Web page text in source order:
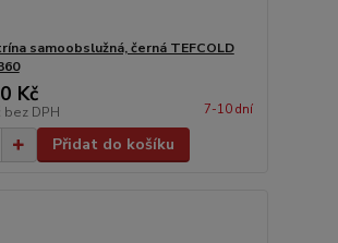
samoobslužná, černá TEFCOLD
Kč
bez DPH 7-10 dní
Přidat do košíku